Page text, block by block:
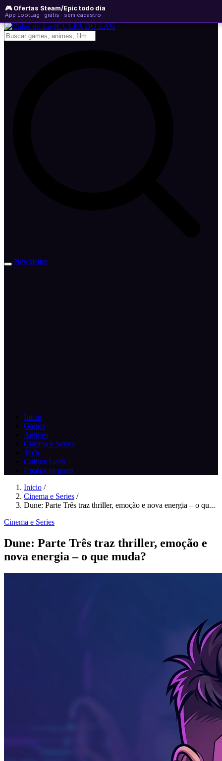
🎮 Ofertas Steam/Epic todo dia
App LootLag · grátis · sem cadastro
sexta-feira, 07 de agosto de 2026
Newsletter
CULPA DO LAG
Newsletter
Inicio
Games
Animes
Cinema e Series
Tech
Cultura Geek
// todos os posts
Inicio /
Cinema e Series /
Dune: Parte Três traz thriller, emoção e nova energia – o qu...
Cinema e Series
Dune: Parte Três traz thriller, emoção e
nova energia – o que muda?